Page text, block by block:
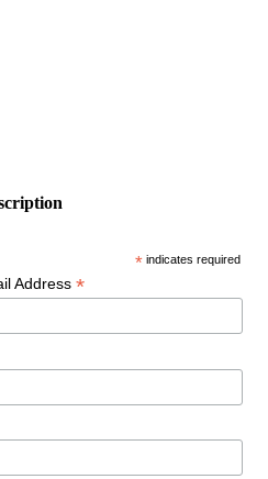
* indicates required
Address *